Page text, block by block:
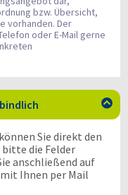
bzw. Übersicht,
vorhanden. Der
oder E-Mail gerne

Sie direkt den
die Felder
anschließend auf
Ihnen per Mail